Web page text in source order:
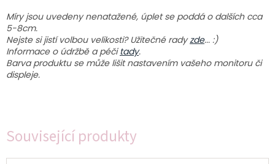
Související produkty
Míry jsou uvedeny nenatažené, úplet se poddá o dalších cca
5-8cm.
Nejste si jistí volbou velikosti? Užitečné rady zde... :)
Informace o údržbě a péči tady.
Barva produktu se může lišit nastavením vašeho monitoru či
displeje.